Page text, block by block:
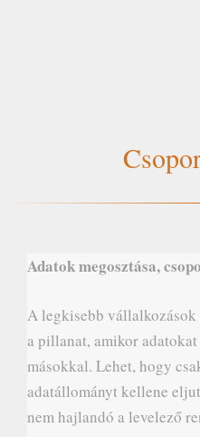
Adatok megosztása,
A legkisebb
a pillanat, amikor
másokkal. Lehet, hogy
adatállományt kellene
nem hajlandó a levelező